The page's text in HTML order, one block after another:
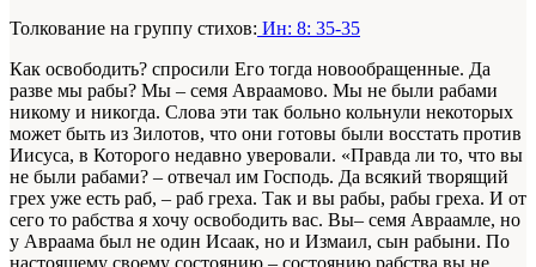
Толкование на группу стихов: Ин: 8: 35-35
Как освободить? спросили Его тогда новообращенные. Да
разве мы рабы? Мы – семя Авраамово. Мы не были рабами
никому и никогда. Слова эти так больно кольнули некоторых
может быть из Зилотов, что они готовы были восстать против
Иисуса, в Которого недавно уверовали. «Правда ли то, что вы
не были рабами? – отвечал им Господь. Да всякий творящий
грех уже есть раб, – раб греха. Так и вы рабы, рабы греха. И от
сего то рабства я хочу освободить вас. Вы– семя Авраамле, но
у Авраама был не один Исаак, но и Измаил, сын рабыни. По